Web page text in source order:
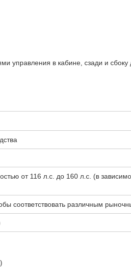
управления в кабине, сзади и сбоку
от 116 л.с. до 160 л.с. (в
соответствовать различным